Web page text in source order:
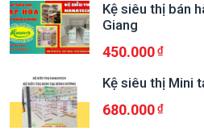
Kệ siêu thị bán
Giang
450.000
Kệ siêu thị Mini
680.000